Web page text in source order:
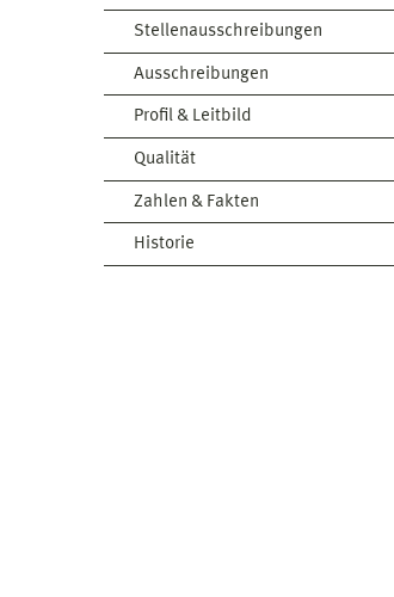
Stellenausschreibungen
Ausschreibungen
Profil & Leitbild
Qualität
Zahlen & Fakten
Historie